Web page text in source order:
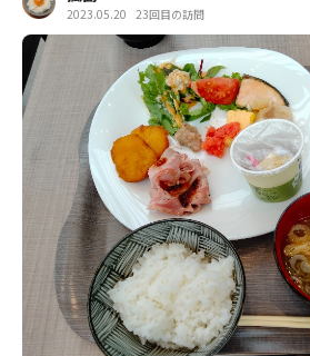
2023.05.20 23回目の訪問